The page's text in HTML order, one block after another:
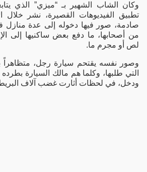
وكان الشاب الشهير بـ “ميزي” الذي
تطبيق الفيديوهات القصيرة، نشر خلال
صادمة، صور فيها دخوله إلى عدة منازل
من أصحابها، ما دفع بعض ساكنيها إلى
لص أو مجرم ما.
وصور نفسه يقتحم سيارة رجل، متظاهراً
التي طلبها، وكلما هم مالك السيارة
ودخل، في لحظات أثارت غضب آلاف